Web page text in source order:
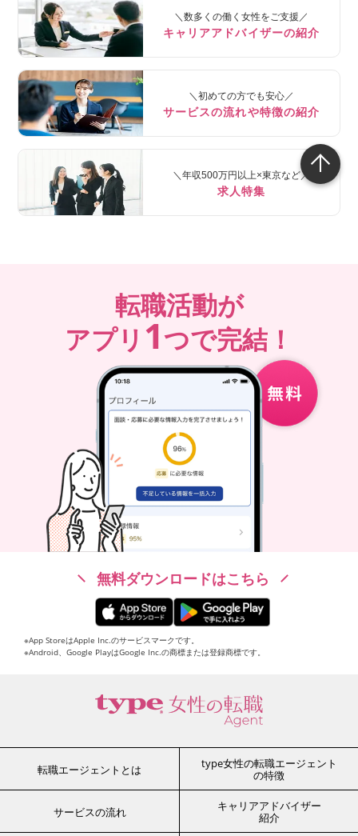
＼数多くの働く女性をご支援／
キャリアアドバイザーの紹介
＼初めての方でも安心／
サービスの流れや特徴の紹介
＼年収500万円以上×東京など／
求人特集
転職活動が
アプリ 1つで完結！
無料ダウンロードはこちら
※App StoreはApple Inc.のサービスマークです。
※Android、Google PlayはGoogle Inc.の商標または登録商標です。
転職エージェントとは
type女性の転職エージェント
の特徴
サービスの流れ
キャリアアドバイザー
紹介